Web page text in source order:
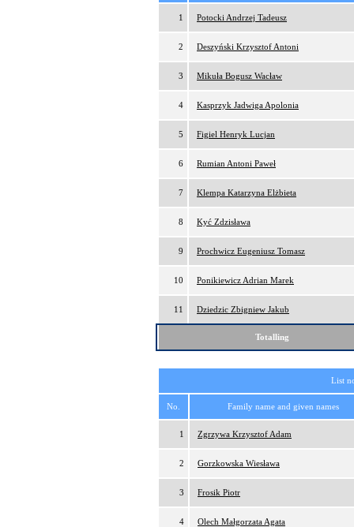
1 Potocki Andrzej Tadeusz
2 Deszyński Krzysztof Antoni
3 Mikuła Bogusz Wacław
4 Kasprzyk Jadwiga Apolonia
5 Figiel Henryk Lucjan
6 Rumian Antoni Paweł
7 Klempa Katarzyna Elżbieta
8 Kyć Zdzisława
9 Prochwicz Eugeniusz Tomasz
10 Ponikiewicz Adrian Marek
11 Dziedzic Zbigniew Jakub
Totalling
List
No. Family name and given names
1 Zgrzywa Krzysztof Adam
2 Gorzkowska Wiesława
3 Frosik Piotr
4 Olech Małgorzata Agata